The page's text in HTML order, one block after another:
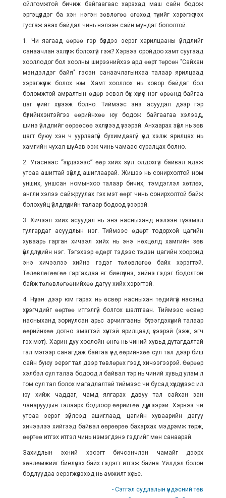
ойлгомжтой бичиж байгаагаас харахад маш сайн бодож
эргэцүүлдэг ба хэн нэгэн зөвлөгөө өгөхөд түүнийг хэрэгжүүлэх
тусгаж авах байдал чинь нэлээн сайн мундаг бололтой.
1. Чи яагаад өөрөө гэр бүлдээ эерэг харилцааны үйлдлийг
санаачлан эхлүүлж болохгүй гэж? Хэрвээ оройдоо хамт суугаад
хооллодог бол хоолны ширээнийхээ ард өөрт төрсөн "Сайхан
мэндэлдэг байя" гэсэн санаачлагынхаа талаар ярилцаад
хэрэгжүүлж болох юм. Хамт хооллох нь ховор байдаг бол
боломжтой амралтын өдөр эсвэл бүх хүмүүс нэг өрөөнд байгаа
цаг үеийг хүлээж болно. Тиймээс энэ асуудал дээр гэр
бүлийнхэнтэйгээ өөрийнхөө юу бодож байгаагаа хэлээд,
шинэ үйлдлийг өөрөөсөө эхлүүлээд үзээрэй. Анхаарах зүйл нь зөв
цагт буюу хэн ч уурлаагүй бухимдаагүй үед хэлж ярилцах нь
хамгийн чухал шүү. Аав ээж чинь чамаас суралцах болно.
2. Утаснаас “зүүгдэхээс” өөр хийх зүйл олдохгүй байвал ядаж
утсаа ашигтай зүйлд ашиглаарай. Жишээ нь сонирхолтой ном
унших, уншсан номынхоо талаар бичих, тэмдэглэл хөтлөх,
англи хэлээ сайжруулах гэх мэт өөрт чинь сонирхолтой байж
болохуйц үйлдлүүдийн талаар бодоод үзээрэй.
3. Хичээл хийх асуудал нь энэ насныханд нэлээн түгээмэл
тулгардаг асуудлын нэг. Тиймээс өдөрт тодорхой цагийн
хуваарь гарган хичээл хийх нь энэ нөхцөлд хамгийн зөв
үйлдлүүдийн нэг. Тэгэхээр өдөрт тэдээс тэдэн цагийн хооронд
энэ хичээлээ хийнэ гэдэг төлөвлөгөө байх хэрэгтэй.
Төлөвлөгөөгөө гаргахдаа яг биелүүлнэ, хийнэ гэдэг бодолтой
байж төлөвлөгөөнийхөө дагуу хийх хэрэгтэй.
4. Нүүрэн дээр юм гарах нь өсвөр насныхан төдийгүй насанд
хүрэгчдийг өөртөө итгэлгүй болгох шалтгаан. Тиймээс өсвөр
насныханд зориулсан арьс арчилгааны бүтээгдэхүүний талаар
өөрийнхөө дотно эмэгтэй хүнтэй ярилцаад үзээрэй (ээж, эгч
гэх мэт). Харин дуу хоолойн өнгө нь чиний хувьд дутагдалтай
тал мэтээр санагдаж байгаа үед өөрийнхөө сул тал дээр биш
сайн буюу эерэг тал дээр төвлөрөх гээд хичээгээрэй. Өөрөөр
хэлбэл сул талаа бодоод л байвал тэр нь чиний хувьд улам л
том сул тал болох магадлалтай тиймээс чи бусад хүүхдүүдээс илүү
юу хийж чаддаг, чамд ялгарах давуу тал сайхан зан
чанаруудын талаарх бодлоор өөрийгөө дүүргээрэй. Хэрвээ чи
утсаа эерэг зүйлсэд ашиглаад, цагийн хуваарийн дагуу
хичээлээ хийгээд байвал өөрөөрөө бахархах мэдрэмж төрж,
өөртөө итгэх итгэл чинь нэмэгдэнэ гэдгийг мөн санаарай.
Захидлын эхний хэсэгт бичсэнчлэн чамайг дээрх
зөвлөмжийг биелүүлэх байх гэдэгт итгэж байна. Үйлдэл болон
бодлуудаа эерэгжүүлэхэд нь амжилт хүсье.
- Сэтгэл судлалын үндэсний төв